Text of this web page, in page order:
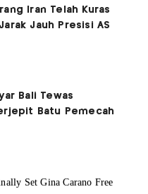
Iran Telah Kuras
Jauh Presisi AS
Bali Tewas
Batu Pemecah